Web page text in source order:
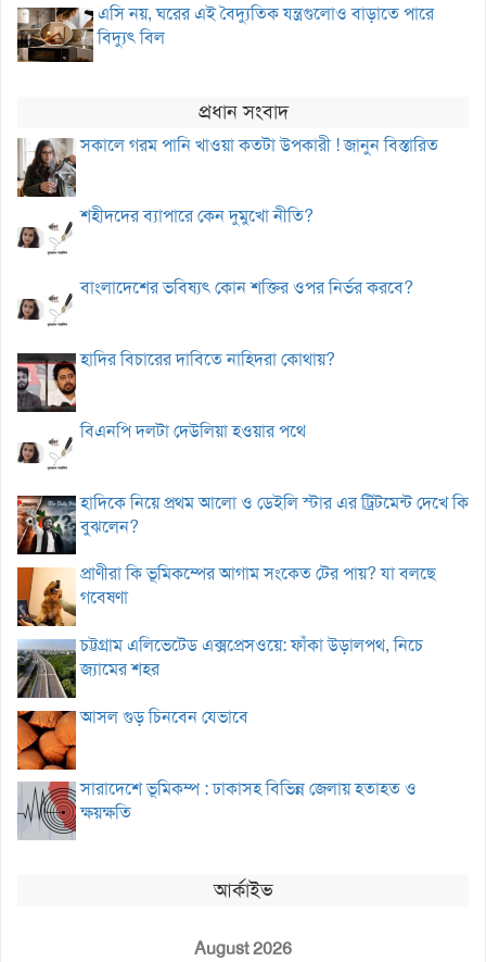
এসি নয়, ঘরের এই বৈদ্যুতিক যন্ত্রগুলোও বাড়াতে পারে
বিদ্যুৎ বিল
প্রধান সংবাদ
সকালে গরম পানি খাওয়া কতটা উপকারী ! জানুন বিস্তারিত
শহীদদের ব্যাপারে কেন দুমুখো নীতি?
বাংলাদেশের ভবিষ্যৎ কোন শক্তির ওপর নির্ভর করবে?
হাদির বিচারের দাবিতে নাহিদরা কোথায়?
বিএনপি দলটা দেউলিয়া হওয়ার পথে
হাদিকে নিয়ে প্রথম আলো ও ডেইলি স্টার এর ট্রিটমেন্ট দেখে কি
বুঝলেন?
প্রাণীরা কি ভূমিকম্পের আগাম সংকেত টের পায়? যা বলছে
গবেষণা
চট্টগ্রাম এলিভেটেড এক্সপ্রেসওয়ে: ফাঁকা উড়ালপথ, নিচে
জ্যামের শহর
আসল গুড় চিনবেন যেভাবে
সারাদেশে ভূমিকম্প : ঢাকাসহ বিভিন্ন জেলায় হতাহত ও
ক্ষয়ক্ষতি
আর্কাইভ
August 2026